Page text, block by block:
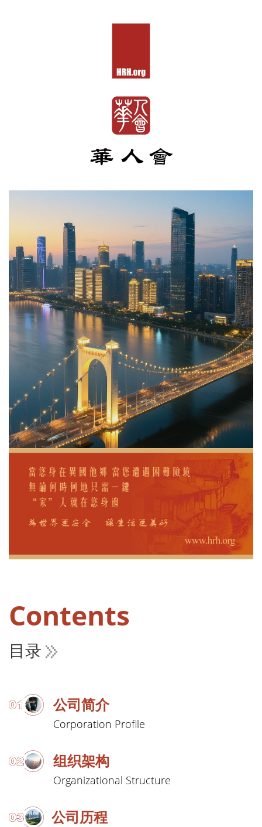
Contents
目录
公司简介
Corporation Profile
组织架构
Organizational Structure
公司历程